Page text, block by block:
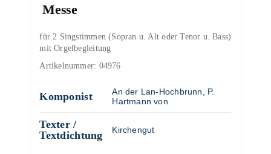
Messe
für 2 Singstimmen (Sopran u. Alt oder Tenor u. Bass)
mit Orgelbegleitung
Artikelnummer: 04976
Komponist
An der Lan-Hochbrunn, P.
Hartmann von
Texter /
Textdichtung
Kirchengut